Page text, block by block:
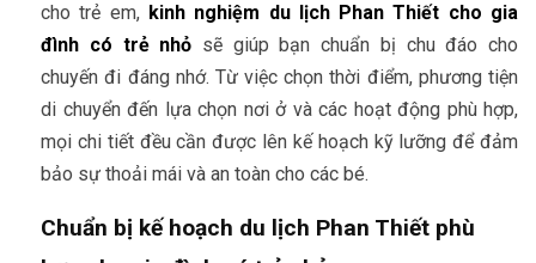
cho trẻ em, kinh nghiệm du lịch Phan Thiết cho gia
đình có trẻ nhỏ sẽ giúp bạn chuẩn bị chu đáo cho
chuyến đi đáng nhớ. Từ việc chọn thời điểm, phương tiện
di chuyển đến lựa chọn nơi ở và các hoạt động phù hợp,
mọi chi tiết đều cần được lên kế hoạch kỹ lưỡng để đảm
bảo sự thoải mái và an toàn cho các bé.
Chuẩn bị kế hoạch du lịch Phan Thiết phù